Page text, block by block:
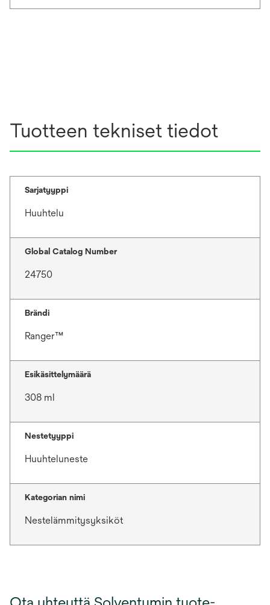
Tuotteen tekniset tiedot
Sarjatyyppi
Huuhtelu
Global Catalog Number
24750
Brändi
Ranger™
Esikäsittelymäärä
308 ml
Nestetyyppi
Huuhteluneste
Kategorian nimi
Nestelämmitysyksiköt